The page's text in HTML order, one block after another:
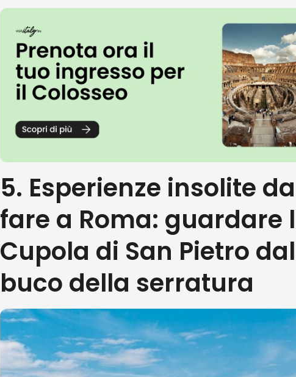
5. Esperienze insolite da
fare a Roma: guardare
Cupola di San Pietro dal
buco della serratura